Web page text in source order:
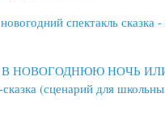
спектакль сказка -
НОВОГОДНЮЮ НОЧЬ
(сценарий для